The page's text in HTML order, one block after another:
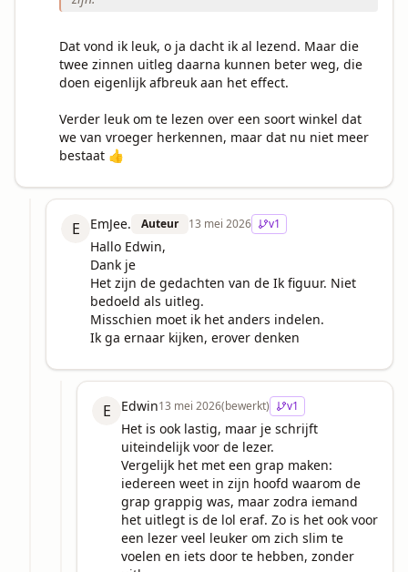
Dat vond ik leuk, o ja dacht ik al lezend. Maar die
twee zinnen uitleg daarna kunnen beter weg, die
doen eigenlijk afbreuk aan het effect.
Verder leuk om te lezen over een soort winkel dat
we van vroeger herkennen, maar dat nu niet meer
bestaat 👍
E EmJee. Auteur 13 mei 2026 v1
Hallo Edwin,
Dank je
Het zijn de gedachten van de Ik figuur. Niet
bedoeld als uitleg.
Misschien moet ik het anders indelen.
Ik ga ernaar kijken, erover denken
E Edwin13 mei 2026(bewerkt) v1
Het is ook lastig, maar je schrijft
uiteindelijk voor de lezer.
Vergelijk het met een grap maken:
iedereen weet in zijn hoofd waarom de
grap grappig was, maar zodra iemand
het uitlegt is de lol eraf. Zo is het ook voor
een lezer veel leuker om zich slim te
voelen en iets door te hebben, zonder